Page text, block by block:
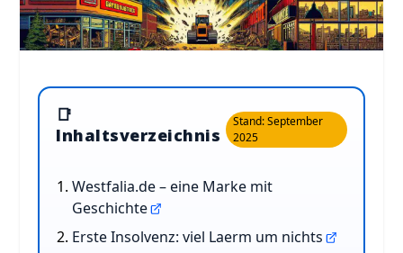
📑
Inhaltsverzeichnis
Stand: September
2025
Westfalia.de – eine Marke mit
Geschichte
Erste Insolvenz: viel Laerm um nichts